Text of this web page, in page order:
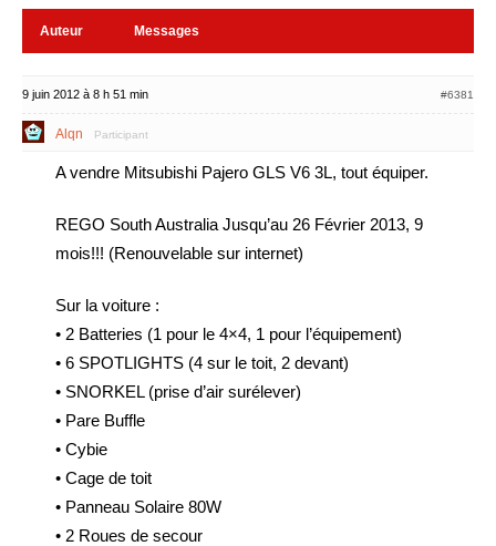
Auteur Messages
9 juin 2012 à 8 h 51 min #6381
Alqn Participant
A vendre Mitsubishi Pajero GLS V6 3L, tout équiper.
REGO South Australia Jusqu’au 26 Février 2013, 9
mois!!! (Renouvelable sur internet)
Sur la voiture :
• 2 Batteries (1 pour le 4×4, 1 pour l’équipement)
• 6 SPOTLIGHTS (4 sur le toit, 2 devant)
• SNORKEL (prise d’air surélever)
• Pare Buffle
• Cybie
• Cage de toit
• Panneau Solaire 80W
• 2 Roues de secour